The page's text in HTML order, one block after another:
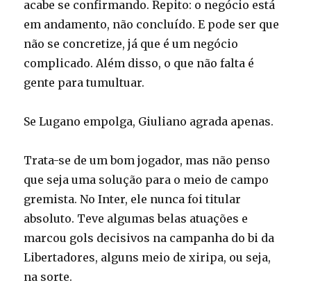
acabe se confirmando. Repito: o negócio está
em andamento, não concluído. E pode ser que
não se concretize, já que é um negócio
complicado. Além disso, o que não falta é
gente para tumultuar.
Se Lugano empolga, Giuliano agrada apenas.
Trata-se de um bom jogador, mas não penso
que seja uma solução para o meio de campo
gremista. No Inter, ele nunca foi titular
absoluto. Teve algumas belas atuações e
marcou gols decisivos na campanha do bi da
Libertadores, alguns meio de xiripa, ou seja,
na sorte.